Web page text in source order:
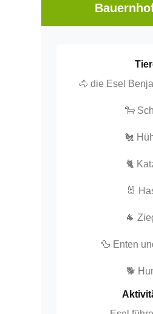
🐴 die Esel
🐑
🐔
🐈
🐰
🐐
🦆 Enten
🐕